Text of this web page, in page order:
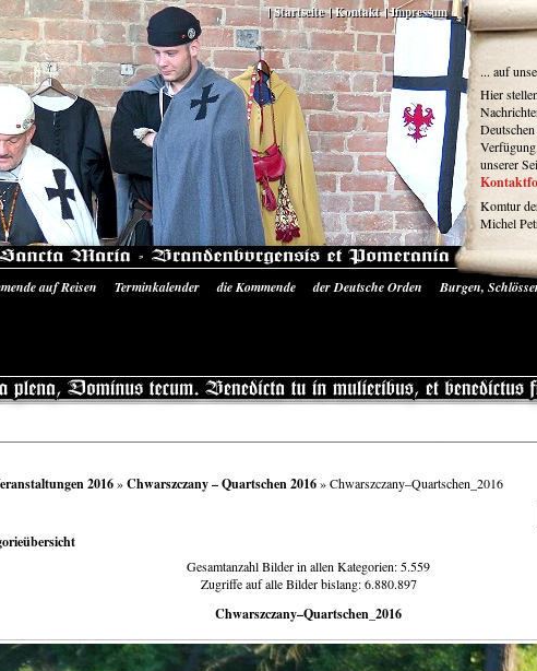
Impressum
Kontakt
Startseite
... auf
Hier
unserer
Komtur
Michel
auf Reisen Terminkalender die Kommende der Deutsche Orden
Burgen,
2016»Chwarszczany – Quartschen 2016» Chwarszczany–Quartschen_2016
Gesamtanzahl Bilder in allen Kategorien: 5.559
Zugriffe auf alle Bilder bislang: 6.880.897
Chwarszczany–Quartschen_2016